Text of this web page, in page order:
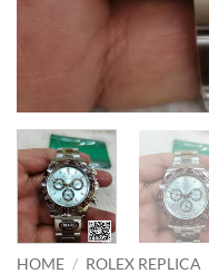
HOME / ROLEX REPLICA